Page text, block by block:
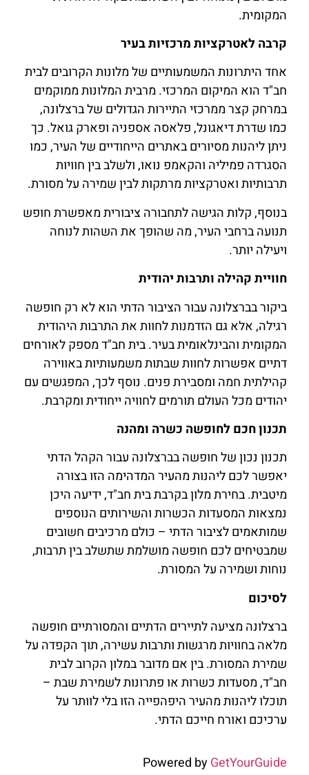
המקומית.
קרבה לאטרקציות מרכזיות בעיר
אחד היתרונות המשמעותיים של מלונות הקרובים לבית
חב"ד הוא המיקום המרכזי. מרבית המלונות ממוקמים
במרחק קצר ממרכזי התיירות הגדולים של ברצלונה,
כמו שדרת דיאגונל, פלאסה אספניה ופארק גואל. כך
ניתן ליהנות מסיורים באתרים הייחודיים של העיר, כמו
הסגרדה פמיליה והקאמפ נואו, ולשלב בין חוויות
תרבותיות ואטרקציות מרתקות לבין שמירה על מסורת.
בנוסף, קלות הגישה לתחבורה ציבורית מאפשרת חופש
תנועה ברחבי העיר, מה שהופך את השהות לנוחה
ויעילה יותר.
חוויית קהילה ותרבות יהודית
ביקור בברצלונה עבור הציבור הדתי הוא לא רק חופשה
רגילה, אלא גם הזדמנות לחוות את התרבות היהודית
המקומית והבינלאומית בעיר. בית חב"ד מספק לאורחים
דתיים אפשרות לחוות שבתות משמעותיות באווירה
קהילתית חמה ומסבירת פנים. נוסף לכך, המפגשים עם
יהודים מכל העולם תורמים לחוויה ייחודית ומקרבת.
תכנון חכם לחופשה כשרה ומהנה
תכנון נכון של חופשה בברצלונה עבור הקהל הדתי
יאפשר לכם ליהנות מהעיר המדהימה הזו בצורה
מיטבית. בחירת מלון בקרבת בית חב"ד, ידיעה היכן
נמצאות המסעדות הכשרות והשירותים הנוספים
שמותאמים לציבור הדתי – כולם מרכיבים חשובים
שמבטיחים לכם חופשה מושלמת שתשלב בין תרבות,
נוחות ושמירה על המסורת.
לסיכום
ברצלונה מציעה לתיירים הדתיים והמסורתיים חופשה
מלאה בחוויות מרגשות ותרבות עשירה, תוך הקפדה על
שמירת המסורת. בין אם מדובר במלון הקרוב לבית
חב"ד, מסעדות כשרות או פתרונות לשמירת שבת –
תוכלו ליהנות מהעיר היפהפייה הזו בלי לוותר על
ערכיכם ואורח חייכם הדתי.
Powered byGetYourGuide